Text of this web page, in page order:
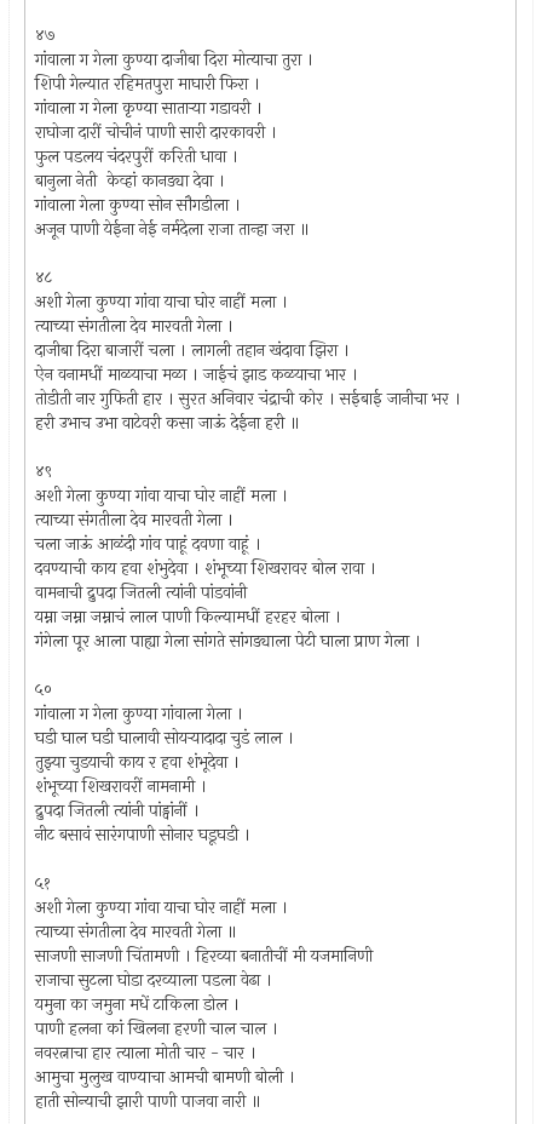
४७
गांवाला ग गेला कुण्या दाजीबा दिरा मोत्याचा तुरा ।
शिपी गेल्यात रहिमतपुरा माघारी फिरा ।
गांवाला ग गेला कृण्या सातार्‍या गडावरी ।
राघोजा दारीं चोचीनं पाणी सारी दारकावरी ।
फुल पडलय चंदरपुरीं करिती धावा ।
बानुला नेती केव्हां कानड्या देवा ।
गांवाला गेला कुण्या सोन सौगडीला ।
अजून पाणी येईना नेई नर्मदेला राजा तान्हा जरा ॥
४८
अशी गेला कुण्या गांवा याचा घोर नाहीं मला ।
त्याच्या संगतीला देव मारवती गेला ।
दाजीबा दिरा बाजारीं चला । लागली तहान खंदावा झिरा ।
ऐन वनामधीं माळयाचा मळा । जाईचं झाड कळयाचा भार ।
तोडीती नार गुफिती हार । सुरत अनिवार चंद्राची कोर । सईबाई जानीचा भर ।
हरी उभाच उभा वाटेवरी कसा जाऊं देईना हरी ॥
४९
अशी गेला कुण्या गांवा याचा घोर नाहीं मला ।
त्याच्या संगतीला देव मारवती गेला ।
चला जाऊं आळंदी गांव पाहूं दवणा वाहूं ।
दवण्याची काय हवा शंभुदेवा । शंभूच्या शिखरावर बोल रावा ।
वामनाची द्रुपदा जितली त्यांनी पांडवांनी
यम्ना जम्ना जम्नाचं लाल पाणी किल्यामधीं हरहर बोला ।
गंगेला पूर आला पाह्या गेला सांगते सांगड्याला पेटी घाला प्राण गेला ।
५०
गांवाला ग गेला कुण्या गांवाला गेला ।
घडी घाल घडी घालावी सोयर्‍यादादा चुडं लाल ।
तुझ्या चुडयाची काय र हवा शंभूदेवा ।
शंभूच्या शिखरावरीं नामनामी ।
द्रुपदा जितली त्यांनी पांड्वांनीं ।
नीट बसावं सारंगपाणी सोनार घडूघडी ।
५१
अशी गेला कुण्या गांवा याचा घोर नाहीं मला ।
त्याच्या संगतीला देव मारवती गेला ॥
साजणी साजणी चिंतामणी । हिरव्या बनातीचीं मी यजमानिणी
राजाचा सुटला घोडा दरव्याला पडला वेढा ।
यमुना का जमुना मधें टाकिला डोल ।
पाणी हलना कां खिलना हरणी चाल चाल ।
नवरत्नाचा हार त्याला मोती चार - चार ।
आमुचा मुलुख वाण्याचा आमची बामणी बोली ।
हाती सोन्याची झारी पाणी पाजवा नारी ॥